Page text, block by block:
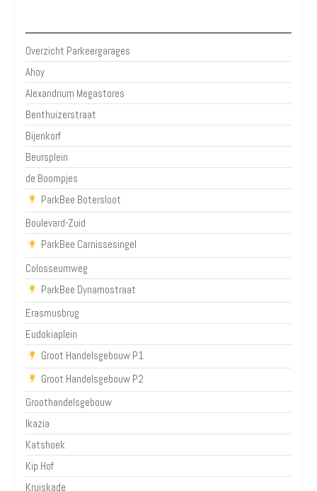
Overzicht Parkeergarages
Ahoy
Alexandrium Megastores
Benthuizerstraat
Bijenkorf
Beursplein
de Boompjes
ParkBee Botersloot
Boulevard-Zuid
ParkBee Carnissesingel
Colosseumweg
ParkBee Dynamostraat
Erasmusbrug
Eudokiaplein
Groot Handelsgebouw P1
Groot Handelsgebouw P2
Groothandelsgebouw
Ikazia
Katshoek
Kip Hof
Kruiskade